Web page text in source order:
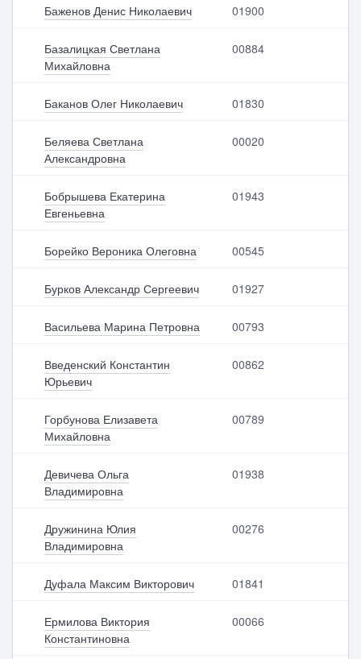
Рег
ра
ци
он
й<
но
ме
р
в
ре
р
По умолчанию Выбрать все Отменить все
Баженов Денис Николаевич 01900
Базалицкая Светлана
Михайловна
00884
Баканов Олег Николаевич 01830
Беляева Светлана
Александровна
00020
Бобрышева Екатерина
Евгеньевна
01943
Борейко Вероника Олеговна 00545
Бурков Александр Сергеевич 01927
Васильева Марина Петровна 00793
Введенский Константин
Юрьевич
00862
Горбунова Елизавета
Михайловна
00789
Девичева Ольга
Владимировна
01938
Дружинина Юлия
Владимировна
00276
Дуфала Максим Викторович 01841
Ермилова Виктория
Константиновна
00066